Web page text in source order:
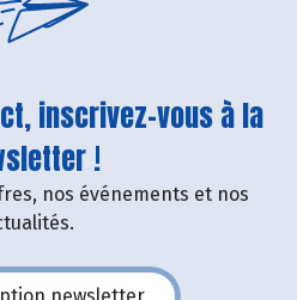
inscrivez-vous à la
!
nos événements et nos